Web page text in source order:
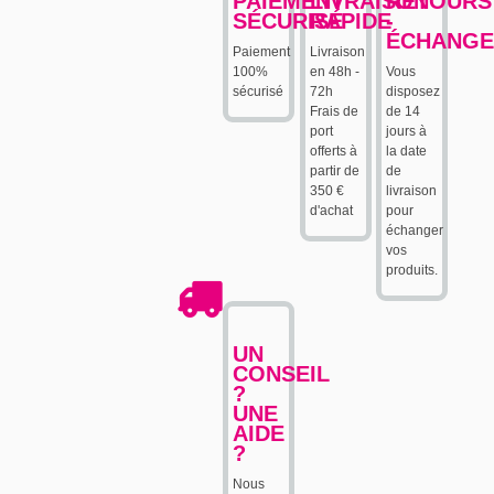
SÉCURISÉ
Paiement
100%
sécurisé
RAPIDE
Livraison
en 48h -
72h
Frais de
port
offerts à
partir de
350 €
d'achat
-
Vous
disposez
de 14
jours à
la date
de
livraison
pour
échanger
vos
produits.
UN
CONSEIL
?
UNE
AIDE
?
Nous